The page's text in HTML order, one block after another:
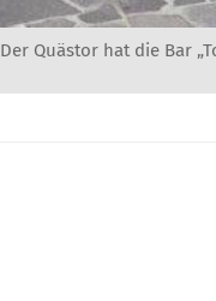
Der Quästor hat die Bar